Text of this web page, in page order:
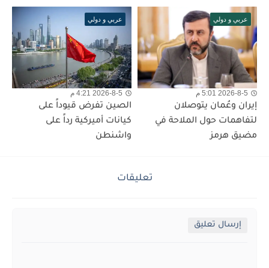
عربي و دولي
2026-8-5 5:01 م
إيران وعُمان يتوصلان
لتفاهمات حول الملاحة في
مضيق هرمز
عربي و دولي
2026-8-5 4:21 م
الصين تفرض قيوداً على
كيانات أميركية رداً على
واشنطن
تعليقات
إرسال تعليق